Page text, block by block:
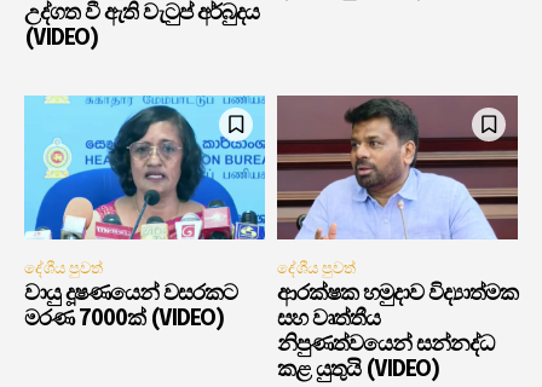
උද්ගත වී ඇති වැටුප් අර්බුදය
(VIDEO)
දේශීය පුවත්
වායු දූෂණයෙන් වසරකට
මරණ 7000ක් (VIDEO)
දේශීය පුවත්
ආරක්ෂක හමුදාව විද්‍යාත්මක
සහ වෘත්තීය
නිපුණත්වයෙන් සන්නද්ධ
කළ යුතුයි (VIDEO)